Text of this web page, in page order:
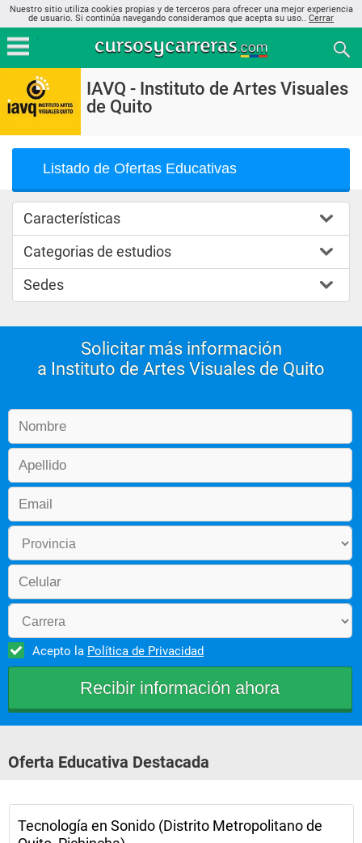
Nuestro sitio utiliza cookies propias y de terceros para ofrecer una mejor experiencia
de usuario. Si continúa navegando consideramos que acepta su uso.. Cerrar
IAVQ - Instituto de Artes Visuales
de Quito
Listado de Ofertas Educativas
Características
Categorias de estudios
Sedes
Solicitar más información
a Instituto de Artes Visuales de Quito
Acepto la Política de Privacidad
Oferta Educativa Destacada
Tecnología en Sonido (Distrito Metropolitano de